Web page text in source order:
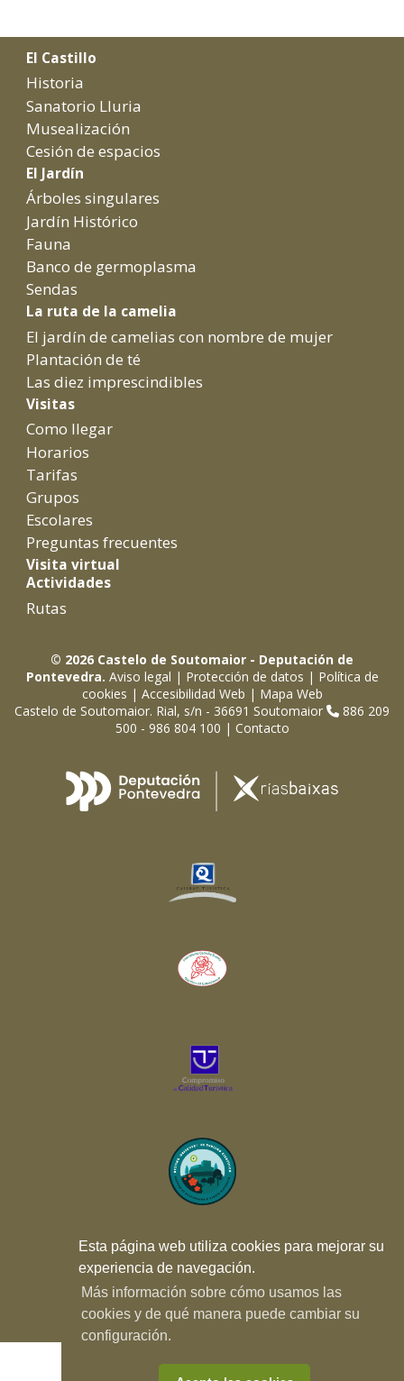
Esta página web utiliza cookies para mejorar su
experiencia de navegación.
Más información sobre cómo usamos las
cookies y de qué manera puede cambiar su
configuración.
El Castillo
Historia
Sanatorio Lluria
Musealización
Cesión de espacios
El Jardín
Árboles singulares
Jardín Histórico
Fauna
Banco de germoplasma
Sendas
La ruta de la camelia
El jardín de camelias con nombre de mujer
Plantación de té
Las diez imprescindibles
Visitas
Como llegar
Horarios
Tarifas
Grupos
Escolares
Preguntas frecuentes
Visita virtual
Actividades
Rutas
© 2026 Castelo de Soutomaior - Deputación de
Pontevedra. Aviso legal | Protección de datos | Política de
cookies | Accesibilidad Web | Mapa Web
Castelo de Soutomaior. Rial, s/n - 36691 Soutomaior
886 209
500 - 986 804 100 | Contacto